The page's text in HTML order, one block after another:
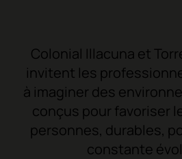
Colonial Illacuna et
invitent les
à imaginer des
conçus pour favoriser
personnes, durables,
constante